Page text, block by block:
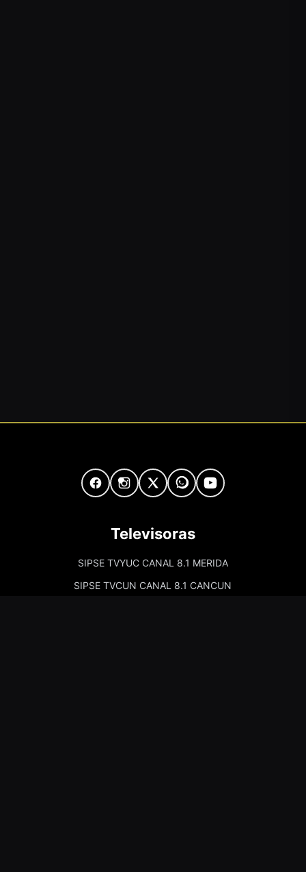
Televisoras
SIPSE TVYUC CANAL 8.1 MERIDA
SIPSE TVCUN CANAL 8.1 CANCUN